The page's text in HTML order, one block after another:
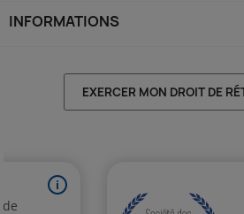
INFORMATIONS
EXERCER MON DROIT DE